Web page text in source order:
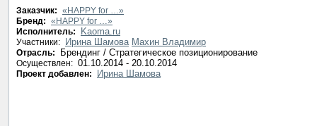
Заказчик: «HAPPY for …»
Бренд: «HAPPY for …»
Исполнитель:
Kaoma.ru
Участники: Ирина Шамова Махин Владимир
Отрасль: Брендинг / Стратегическое позиционирование
Осуществлен: 01.10.2014 - 20.10.2014
Проект добавлен: Ирина Шамова